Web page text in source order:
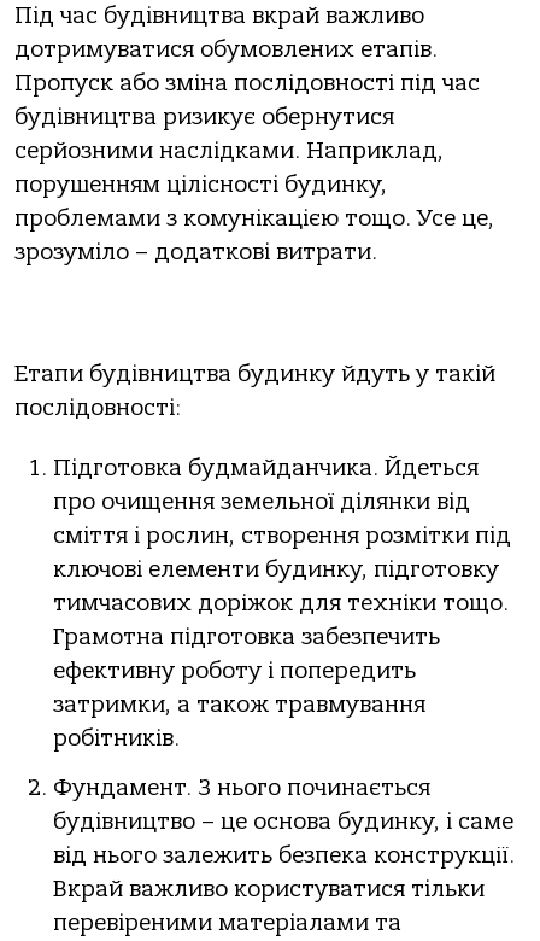
Під час будівництва вкрай важливо
дотримуватися обумовлених етапів.
Пропуск або зміна послідовності під час
будівництва ризикує обернутися
серйозними наслідками. Наприклад,
порушенням цілісності будинку,
проблемами з комунікацією тощо. Усе це,
зрозуміло – додаткові витрати.
Етапи будівництва будинку йдуть у такій
послідовності:
Підготовка будмайданчика. Йдеться
про очищення земельної ділянки від
сміття і рослин, створення розмітки під
ключові елементи будинку, підготовку
тимчасових доріжок для техніки тощо.
Грамотна підготовка забезпечить
ефективну роботу і попередить
затримки, а також травмування
робітників.
Фундамент. З нього починається
будівництво – це основа будинку, і саме
від нього залежить безпека конструкції.
Вкрай важливо користуватися тільки
перевіреними матеріалами та